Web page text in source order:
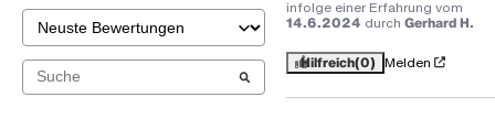
infolge einer Erfahrung vom
14.6.2024 durch Gerhard H.
Hilfreich(0) Melden